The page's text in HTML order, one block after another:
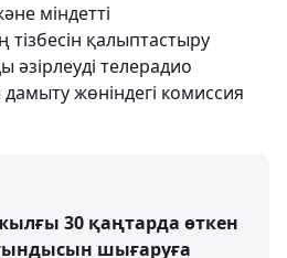
міндетті
қалыптастыру
телерадио
жөніндегі комиссия
30 қаңтарда өткен
шығаруға